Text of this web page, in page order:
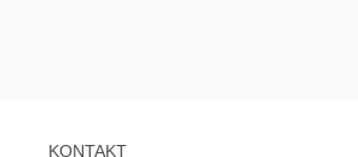
KONTAKT